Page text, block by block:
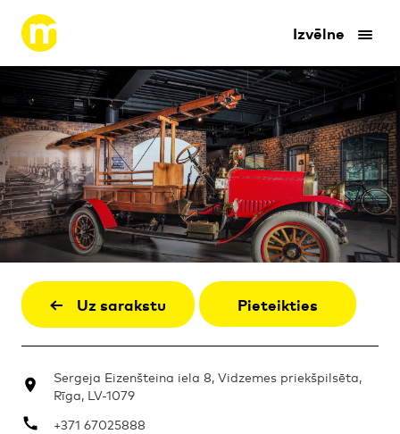
Izvēlne
Uz sarakstu Pieteikties
Sergeja Eizenšteina iela 8, Vidzemes priekšpilsēta,
Rīga, LV-1079
+371 67025888